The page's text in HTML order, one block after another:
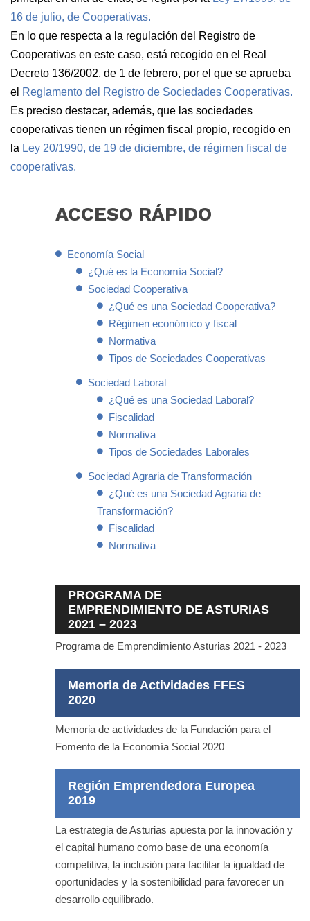
16 de julio, de Cooperativas.
En lo que respecta a la regulación del Registro de
Cooperativas en este caso, está recogido en el Real
Decreto 136/2002, de 1 de febrero, por el que se aprueba
el Reglamento del Registro de Sociedades Cooperativas.
Es preciso destacar, además, que las sociedades
cooperativas tienen un régimen fiscal propio, recogido en
la Ley 20/1990, de 19 de diciembre, de régimen fiscal de
cooperativas.
ACCESO RÁPIDO
Economía Social
¿Qué es la Economía Social?
Sociedad Cooperativa
¿Qué es una Sociedad Cooperativa?
Régimen económico y fiscal
Normativa
Tipos de Sociedades Cooperativas
Sociedad Laboral
¿Qué es una Sociedad Laboral?
Fiscalidad
Normativa
Tipos de Sociedades Laborales
Sociedad Agraria de Transformación
¿Qué es una Sociedad Agraria de
Transformación?
Fiscalidad
Normativa
PROGRAMA DE
EMPRENDIMIENTO DE ASTURIAS
2021 – 2023
Programa de Emprendimiento Asturias 2021 - 2023
Memoria de Actividades FFES
2020
Memoria de actividades de la Fundación para el
Fomento de la Economía Social 2020
Región Emprendedora Europea
2019
La estrategia de Asturias apuesta por la innovación y
el capital humano como base de una economía
competitiva, la inclusión para facilitar la igualdad de
oportunidades y la sostenibilidad para favorecer un
desarrollo equilibrado.